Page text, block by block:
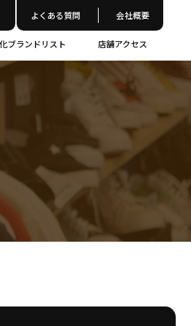
よくある質問 会社概要
ブランドリスト 店舗アクセス